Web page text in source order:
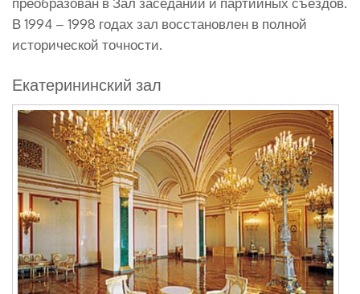
В 1994 – 1998 годах зал восстановлен в полной
исторической точности.
Екатерининский зал